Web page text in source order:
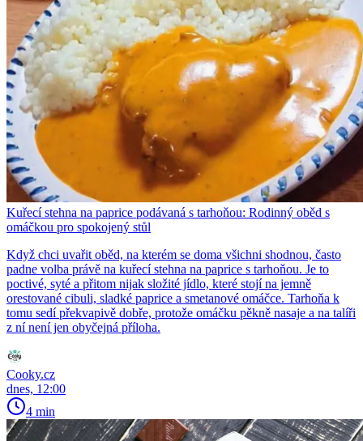
Kuřecí stehna na paprice podávaná s tarhoňou: Rodinný oběd s
omáčkou pro spokojený stůl
Když chci uvařit oběd, na kterém se doma všichni shodnou, často
padne volba právě na kuřecí stehna na paprice s tarhoňou. Je to
poctivé, syté a přitom nijak složité jídlo, které stojí na jemně
orestované cibuli, sladké paprice a smetanové omáčce. Tarhoňa k
tomu sedí překvapivě dobře, protože omáčku pěkně nasaje a na talíři
z ní není jen obyčejná příloha.
Cooky.cz
dnes, 12:00
4 min